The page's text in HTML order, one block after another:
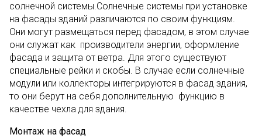
солнечной системы.Солнечные системы при установке
на фасады зданий различаются по своим функциям.
Они могут размещаться перед фасадом, в этом случае
они служат как производители энергии, оформление
фасада и защита от ветра. Для этого существуют
специальные рейки и скобы. В случае если солнечные
модули или коллекторы интегрируются в фасад здания,
то они берут на себя дополнительную функцию в
качестве чехла для здания.
Монтаж на фасад